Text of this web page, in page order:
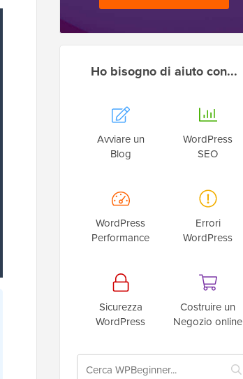
Ho bisogno di aiuto con...
Avviare un
Blog
WordPress
SEO
WordPress
Performance
Errori
WordPress
Sicurezza
WordPress
Costruire un
Negozio online